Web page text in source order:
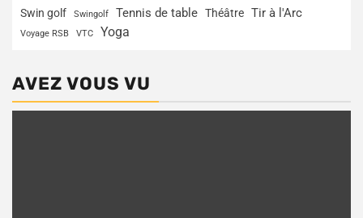
Swin golf Swingolf Tennis de table Théâtre Tir à l'Arc
Voyage RSB VTC Yoga
AVEZ VOUS VU